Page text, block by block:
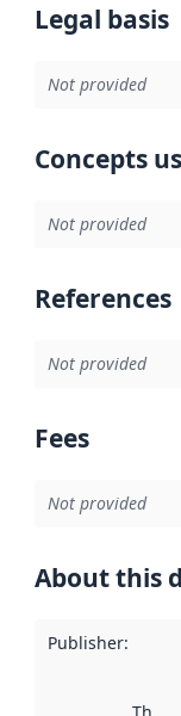
Legal basis
Not provided
Concepts
Not provided
References
Not provided
Fees
Not provided
About this
Publisher: